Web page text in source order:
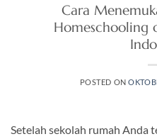
Cara
Homeschooling
POSTED ON
Setelah sekolah rumah Anda